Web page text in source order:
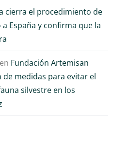
cierra el procedimiento de
España y confirma que la
en Fundación Artemisan
medidas para evitar el
silvestre en los